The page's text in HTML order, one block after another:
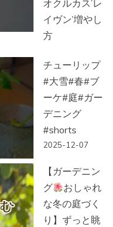
オクルカス’レ
イヴン’増やし
方
チューリップ
#大雪#春#ブ
ーケ#庭#ガー
デニング
#shorts
2025-12-07
【ガーデニン
グ
おしゃれ
な冬の庭づく
り】ずっと眺